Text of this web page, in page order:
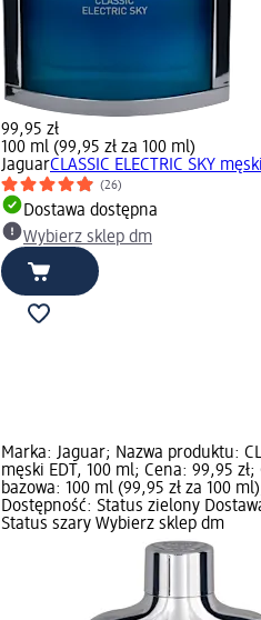
99,95 zł
100 ml (99,95 zł za 100 ml)
JaguarCLASSIC ELECTRIC SKY
(26)
Dostawa dostępna
Wybierz sklep dm
Marka: Jaguar; Nazwa produktu:
męski EDT, 100 ml; Cena: 99,95 zł;
bazowa: 100 ml (99,95 zł za 100
Dostępność: Status zielony
Status szary Wybierz sklep dm